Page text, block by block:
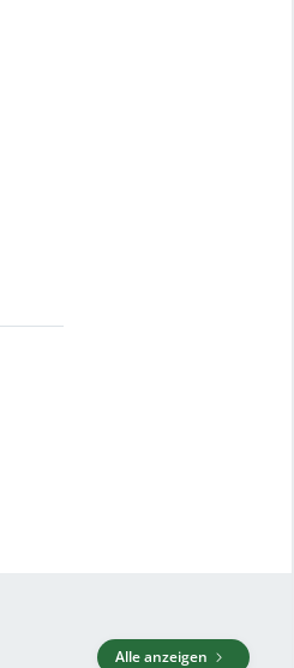
Alle anzeigen